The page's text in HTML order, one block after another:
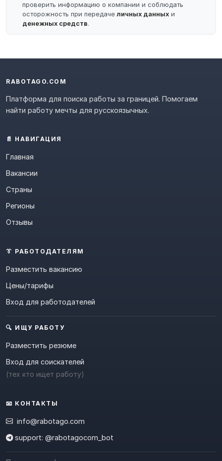
проверить информацию о компании и соблюдать
осторожность при передачеличных данных и
денежных средств.
RABOTAGO.COM
Платформа для поиска работы за границей. Помогаем
найти работу мечты для русскоязычных.
📄 НАВИГАЦИЯ
Главная
Вакансии
Страны
Регионы
Отзывы
👔 РАБОТОДАТЕЛЯМ
Разместить вакансию
Цены/тарифы
Вход для работодателей
🔍 ИЩУ РАБОТУ
Разместить резюме
Вход для соискателей
(тех кто ищет работу)
📧 КОНТАКТЫ
info@rabotago.com
support: @rabotagocom_bot